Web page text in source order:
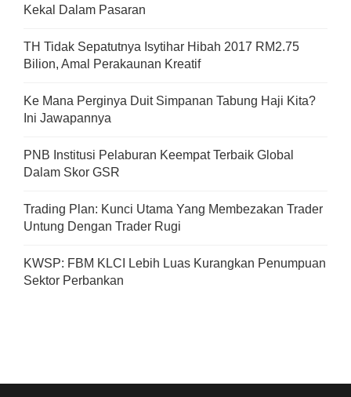
Kekal Dalam Pasaran
TH Tidak Sepatutnya Isytihar Hibah 2017 RM2.75
Bilion, Amal Perakaunan Kreatif
Ke Mana Perginya Duit Simpanan Tabung Haji Kita?
Ini Jawapannya
PNB Institusi Pelaburan Keempat Terbaik Global
Dalam Skor GSR
Trading Plan: Kunci Utama Yang Membezakan Trader
Untung Dengan Trader Rugi
KWSP: FBM KLCI Lebih Luas Kurangkan Penumpuan
Sektor Perbankan